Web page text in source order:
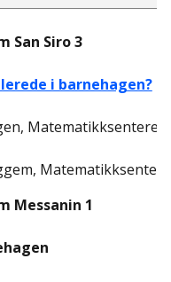
San Siro 3
i barnehagen?
Matematikksenteret
Messanin 1